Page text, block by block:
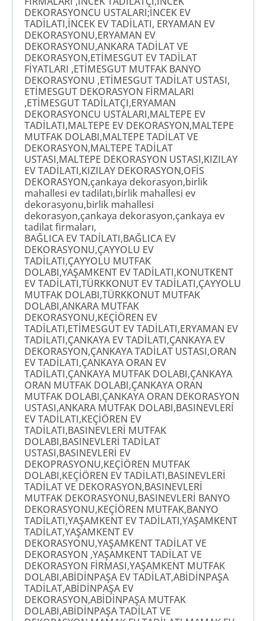
DEKORASYONCU USTALARI;İNCEK EV
TADİLATI,İNCEK EV TADİLATI, ERYAMAN EV
DEKORASYONU,ERYAMAN EV
DEKORASYONU,ANKARA TADİLAT VE
DEKORASYON,ETİMESGUT EV TADİLAT
FİYATLARI ,ETİMESGUT MUTFAK BANYO
DEKORASYONU ,ETİMESGUT TADİLAT USTASI,
ETİMESGUT DEKORASYON FİRMALARI
,ETİMESGUT TADİLATÇI,ERYAMAN
DEKORASYONCU USTALARI,MALTEPE EV
TADİLATI,MALTEPE EV DEKORASYON,MALTEPE
MUTFAK DOLABI,MALTEPE TADİLAT VE
DEKORASYON,MALTEPE TADİLAT
USTASI,MALTEPE DEKORASYON USTASI,KIZILAY
EV TADİLATI,KIZILAY DEKORASYON,OFİS
DEKORASYON,çankaya dekorasyon,birlik
mahallesi ev tadilatı,birlik mahallesi ev
dekorasyonu,birlik mahallesi
dekorasyon,çankaya dekorasyon,çankaya ev
tadilat firmaları,
BAĞLICA EV TADİLATI,BAĞLICA EV
DEKORASYONU,ÇAYYOLU EV
TADİLATI,ÇAYYOLU MUTFAK
DOLABI,YAŞAMKENT EV TADİLATI,KONUTKENT
EV TADİLATI,TÜRKKONUT EV TADİLATI,ÇAYYOLU
MUTFAK DOLABI,TÜRKKONUT MUTFAK
DOLABI,ANKARA MUTFAK
DEKORASYONU,KEÇİÖREN EV
TADİLATI,ETİMESGUT EV TADİLATI,ERYAMAN EV
TADİLATI,ÇANKAYA EV TADİLATI,ÇANKAYA EV
DEKORASYON,ÇANKAYA TADİLAT USTASI,ORAN
EV TADİLATI,ÇANKAYA ORAN EV
TADİLATI,ÇANKAYA MUTFAK DOLABI,ÇANKAYA
ORAN MUTFAK DOLABI,ÇANKAYA ORAN
MUTFAK DOLABI,ÇANKAYA ORAN DEKORASYON
USTASI,ANKARA MUTFAK DOLABI,BASINEVLERİ
EV TADİLATI,KEÇİÖREN EV
TADİLATI,BASINEVLERİ MUTFAK
DOLABI,BASINEVLERİ TADİLAT
USTASI,BASINEVLERİ EV
DEKOPRASYONU,KEÇİÖREN MUTFAK
DOLABI,KEÇİÖREN EV TADİLATI,BASINEVLERİ
TADİLAT VE DEKORASYON,BASINEVLERİ
MUTFAK DEKORASYONU,BASINEVLERİ BANYO
DEKORASYONU,KEÇİÖREN MUTFAK,BANYO
TADİLATI,YAŞAMKENT EV TADİLATI,YAŞAMKENT
TADİLAT,YAŞAMKENT EV
DEKORASYONU,YAŞAMKENT TADİLAT VE
DEKORASYON ,YAŞAMKENT TADİLAT VE
DEKORASYON FİRMASI,YAŞAMKENT MUTFAK
DOLABI,ABİDİNPAŞA EV TADİLAT,ABİDİNPAŞA
TADİLAT,ABİDİNPAŞA EV
DEKORASYON,ABİDİNPAŞA MUTFAK
DOLABI,ABİDİNPAŞA TADİLAT VE